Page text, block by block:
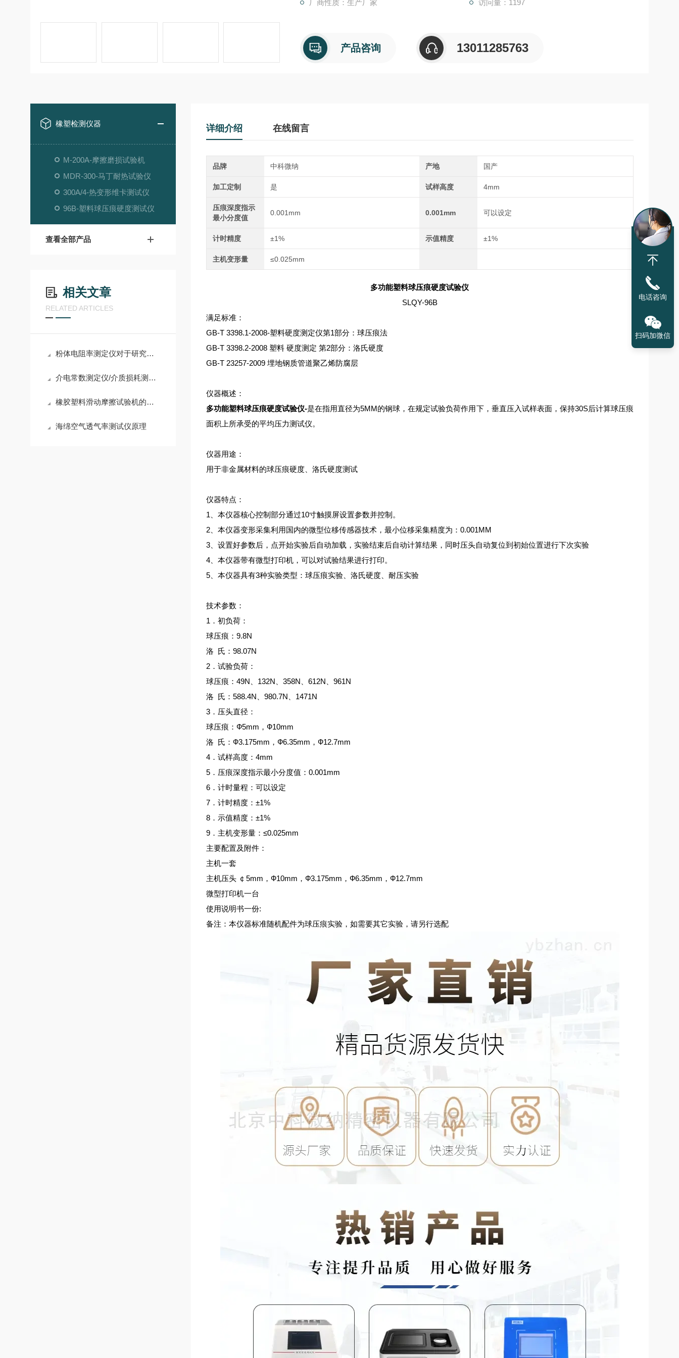
厂商性质：生产厂家 访问量：1197
产品咨询 13011285763
橡塑检测仪器
M-200A-摩擦磨损试验机
MDR-300-马丁耐热试验仪
300A/4-热变形维卡测试仪
96B-塑料球压痕硬度测试仪
查看全部产品
相关文章
RELATED ARTICLES
粉体电阻率测定仪对于研究粉体材料的物理和化学性质具有重要意义
​介电常数测定仪/介质损耗测试仪的工作原理及应用
橡胶塑料滑动摩擦试验机的组成部分和使用的详细步骤
海绵空气透气率测试仪原理
详细介绍 在线留言
品牌 中科微纳 产地 国产
加工定制 是 试样高度 4mm
压痕深度指示
最小分度值
0.001mm 0.001mm 可以设定
计时精度 ±1% 示值精度 ±1%
主机变形量 ≤0.025mm
多功能塑料球压痕硬度试验仪
SLQY-96B
满足标准：
GB-T 3398.1-2008-塑料硬度测定仪第1部分：球压痕法
GB-T 3398.2-2008 塑料 硬度测定 第2部分：洛氏硬度
GB-T 23257-2009 埋地钢质管道聚乙烯防腐层
仪器概述：
多功能塑料球压痕硬度试验仪-是在指用直径为5MM的钢球，在规定试验负荷作用下，垂直压入试样表面，保持30S后计算球压痕
面积上所承受的平均压力测试仪。
仪器用途：
用于非金属材料的球压痕硬度、洛氏硬度测试
仪器特点：
1、本仪器核心控制部分通过10寸触摸屏设置参数并控制。
2、本仪器变形采集利用国内的微型位移传感器技术，最小位移采集精度为：0.001MM
3、设置好参数后，点开始实验后自动加载，实验结束后自动计算结果，同时压头自动复位到初始位置进行下次实验
4、本仪器带有微型打印机，可以对试验结果进行打印。
5、本仪器具有3种实验类型：球压痕实验、洛氏硬度、耐压实验
技术参数：
1．初负荷：
球压痕：9.8N
洛 氏：98.07N
2．试验负荷：
球压痕：49N、132N、358N、612N、961N
洛 氏：588.4N、980.7N、1471N
3．压头直径：
球压痕：Ф5mm，Ф10mm
洛 氏：Ф3.175mm，Ф6.35mm，Ф12.7mm
4．试样高度：4mm
5．压痕深度指示最小分度值：0.001mm
6．计时量程：可以设定
7．计时精度：±1%
8．示值精度：±1%
9．主机变形量：≤0.025mm
主要配置及附件：
主机一套
主机压头 ￠5mm，Ф10mm，Ф3.175mm，Ф6.35mm，Ф12.7mm
微型打印机一台
使用说明书一份:
备注：本仪器标准随机配件为球压痕实验，如需要其它实验，请另行选配
电话咨询
扫码加微信